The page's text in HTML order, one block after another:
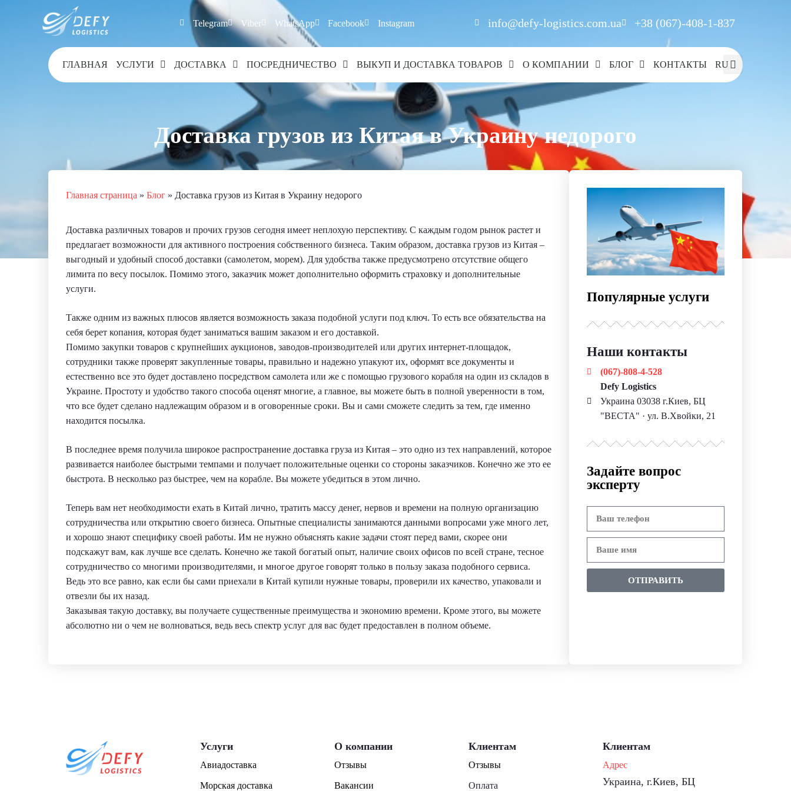
Telegram Viber WhatsApp Facebook Instagram info@defy-logistics.com.ua +38 (067)-408-1-837
ГЛАВНАЯ УСЛУГИ ДОСТАВКА ПОСРЕДНИЧЕСТВО ВЫКУП И ДОСТАВКА ТОВАРОВ О КОМПАНИИ БЛОГ КОНТАКТЫ RU
Доставка грузов из Китая в Украину недорого
Главная страница » Блог » Доставка грузов из Китая в Украину недорого
Доставка различных товаров и прочих грузов сегодня имеет неплохую перспективу. С каждым годом рынок растет и
предлагает возможности для активного построения собственного бизнеса. Таким образом, доставка грузов из Китая –
выгодный и удобный способ доставки (самолетом, морем). Для удобства также предусмотрено отсутствие общего
лимита по весу посылок. Помимо этого, заказчик может дополнительно оформить страховку и дополнительные
услуги.
Также одним из важных плюсов является возможность заказа подобной услуги под ключ. То есть все обязательства на
себя берет копания, которая будет заниматься вашим заказом и его доставкой.
Помимо закупки товаров с крупнейших аукционов, заводов-производителей или других интернет-площадок,
сотрудники также проверят закупленные товары, правильно и надежно упакуют их, оформят все документы и
естественно все это будет доставлено посредством самолета или же с помощью грузового корабля на один из складов в
Украине. Простоту и удобство такого способа оценят многие, а главное, вы можете быть в полной уверенности в том,
что все будет сделано надлежащим образом и в оговоренные сроки. Вы и сами сможете следить за тем, где именно
находится посылка.
В последнее время получила широкое распространение доставка груза из Китая – это одно из тех направлений, которое
развивается наиболее быстрыми темпами и получает положительные оценки со стороны заказчиков. Конечно же это ее
быстрота. В несколько раз быстрее, чем на корабле. Вы можете убедиться в этом лично.
Теперь вам нет необходимости ехать в Китай лично, тратить массу денег, нервов и времени на полную организацию
сотрудничества или открытию своего бизнеса. Опытные специалисты занимаются данными вопросами уже много лет,
и хорошо знают специфику своей работы. Им не нужно объяснять какие задачи стоят перед вами, скорее они
подскажут вам, как лучше все сделать. Конечно же такой богатый опыт, наличие своих офисов по всей стране, тесное
сотрудничество со многими производителями, и многое другое говорят только в пользу заказа подобного сервиса.
Ведь это все равно, как если бы сами приехали в Китай купили нужные товары, проверили их качество, упаковали и
отвезли бы их назад.
Заказывая такую доставку, вы получаете существенные преимущества и экономию времени. Кроме этого, вы можете
абсолютно ни о чем не волноваться, ведь весь спектр услуг для вас будет предоставлен в полном объеме.
Популярные услуги
Наши контакты
(067)-808-4-528
Defy Logistics
Украина 03038 г.Киев, БЦ
"ВЕСТА" · ул. В.Хвойки, 21
Задайте вопрос
эксперту
ОТПРАВИТЬ
Услуги
Авиадоставка
Морская доставка
О компании
Отзывы
Вакансии
Клиентам
Отзывы
Оплата
Клиентам
Адрес
Украина, г.Киев, БЦ